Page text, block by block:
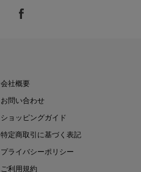
会社概要
お問い合わせ
ショッピングガイド
特定商取引に基づく表記
プライバシーポリシー
ご利用規約